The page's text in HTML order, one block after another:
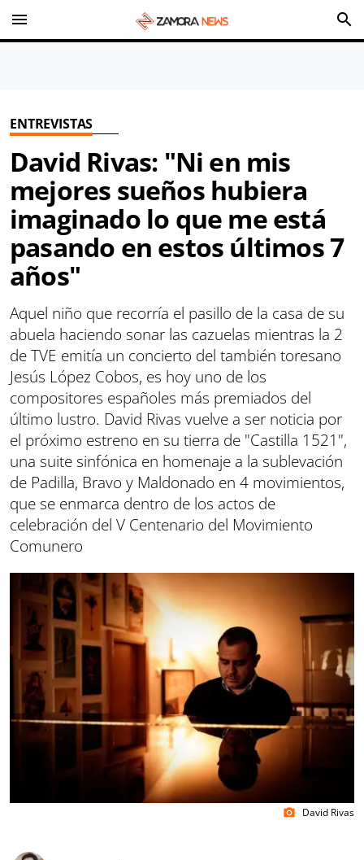
menu search
ENTREVISTAS
David Rivas: "Ni en mis
mejores sueños hubiera
imaginado lo que me está
pasando en estos últimos 7
años"
Aquel niño que recorría el pasillo de la casa de su
abuela haciendo sonar las cazuelas mientras la 2
de TVE emitía un concierto del también toresano
Jesús López Cobos, es hoy uno de los
compositores españoles más premiados del
último lustro. David Rivas vuelve a ser noticia por
el próximo estreno en su tierra de "Castilla 1521",
una suite sinfónica en homenaje a la sublevación
de Padilla, Bravo y Maldonado en 4 movimientos,
que se enmarca dentro de los actos de
celebración del V Centenario del Movimiento
Comunero
photo_camera David Rivas